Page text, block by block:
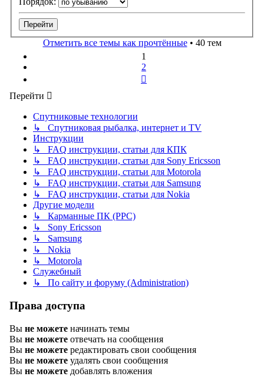
Отметить все темы как прочтённые• 40 тем
1
2
Перейти
Спутниковые технологии
↳ Спутниковая рыбалка, интернет и TV
Инструкции
↳ FAQ инструкции, статьи для КПК
↳ FAQ инструкции, статьи для Sony Ericsson
↳ FAQ инструкции, статьи для Motorola
↳ FAQ инструкции, статьи для Samsung
↳ FAQ инструкции, статьи для Nokia
Другие модели
↳ Карманные ПК (PPC)
↳ Sony Ericsson
↳ Samsung
↳ Nokia
↳ Motorola
Служебный
↳ По сайту и форуму (Administration)
Права доступа
Вы не можете начинать темы
Вы не можете отвечать на сообщения
Вы не можете редактировать свои сообщения
Вы не можете удалять свои сообщения
Вы не можете добавлять вложения